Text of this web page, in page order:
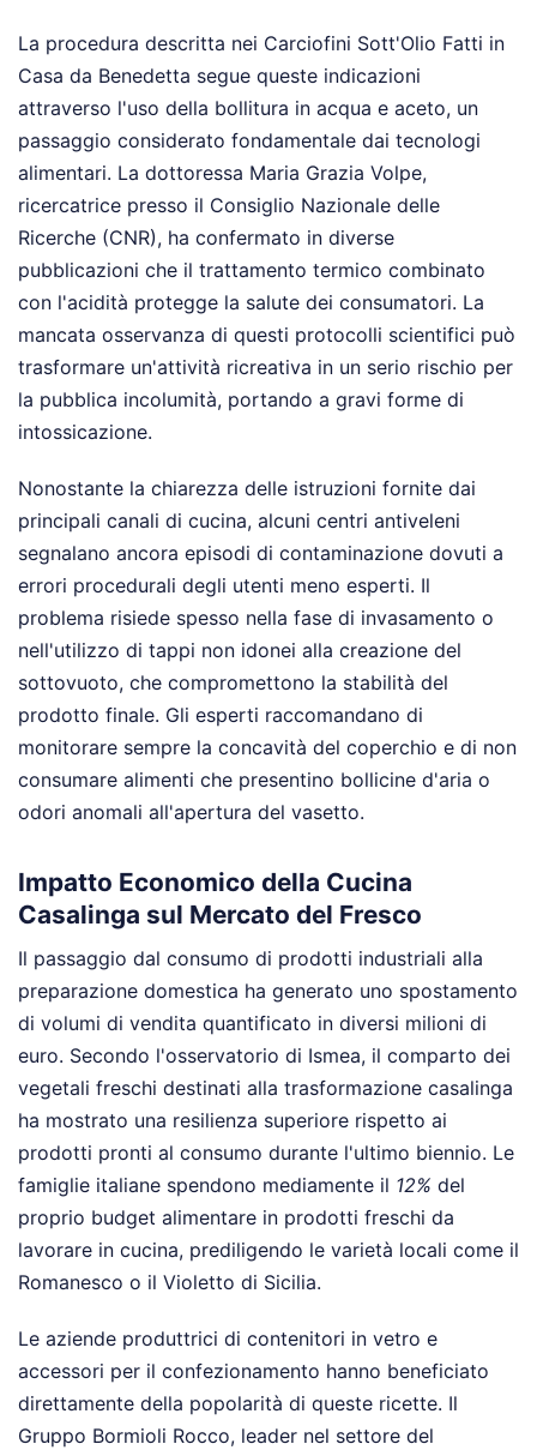
La procedura descritta nei Carciofini Sott'Olio Fatti in
Casa da Benedetta segue queste indicazioni
attraverso l'uso della bollitura in acqua e aceto, un
passaggio considerato fondamentale dai tecnologi
alimentari. La dottoressa Maria Grazia Volpe,
ricercatrice presso il Consiglio Nazionale delle
Ricerche (CNR), ha confermato in diverse
pubblicazioni che il trattamento termico combinato
con l'acidità protegge la salute dei consumatori. La
mancata osservanza di questi protocolli scientifici può
trasformare un'attività ricreativa in un serio rischio per
la pubblica incolumità, portando a gravi forme di
intossicazione.
Nonostante la chiarezza delle istruzioni fornite dai
principali canali di cucina, alcuni centri antiveleni
segnalano ancora episodi di contaminazione dovuti a
errori procedurali degli utenti meno esperti. Il
problema risiede spesso nella fase di invasamento o
nell'utilizzo di tappi non idonei alla creazione del
sottovuoto, che compromettono la stabilità del
prodotto finale. Gli esperti raccomandano di
monitorare sempre la concavità del coperchio e di non
consumare alimenti che presentino bollicine d'aria o
odori anomali all'apertura del vasetto.
Impatto Economico della Cucina
Casalinga sul Mercato del Fresco
Il passaggio dal consumo di prodotti industriali alla
preparazione domestica ha generato uno spostamento
di volumi di vendita quantificato in diversi milioni di
euro. Secondo l'osservatorio di Ismea, il comparto dei
vegetali freschi destinati alla trasformazione casalinga
ha mostrato una resilienza superiore rispetto ai
prodotti pronti al consumo durante l'ultimo biennio. Le
famiglie italiane spendono mediamente il 12% del
proprio budget alimentare in prodotti freschi da
lavorare in cucina, prediligendo le varietà locali come il
Romanesco o il Violetto di Sicilia.
Le aziende produttrici di contenitori in vetro e
accessori per il confezionamento hanno beneficiato
direttamente della popolarità di queste ricette. Il
Gruppo Bormioli Rocco, leader nel settore del